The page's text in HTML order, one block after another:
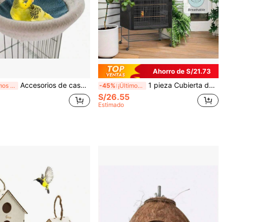
¡Últimos 3 días Accesorios de casa de anidación y cría de nidos de aves 2024, adecuados para canarios, periquitos, loros pequeños, periquitos enanos, cotorras, con servicio de dropshipping disponible
Ahorro de S/21.73
-45% ¡Últimos 3 días 1 pieza Cubierta de jaula para pájaros, Cubierta universal para jaula de mascotas, Mosquitera transpirable a prueba de luz, Impermeable y a prueba de polvo, Adecuada para jaulas de pájaros por la noche, También adecuada para gatos, hurones, cacatúas, loros y pequeños animales por la noche.
S/26.55
Estimado